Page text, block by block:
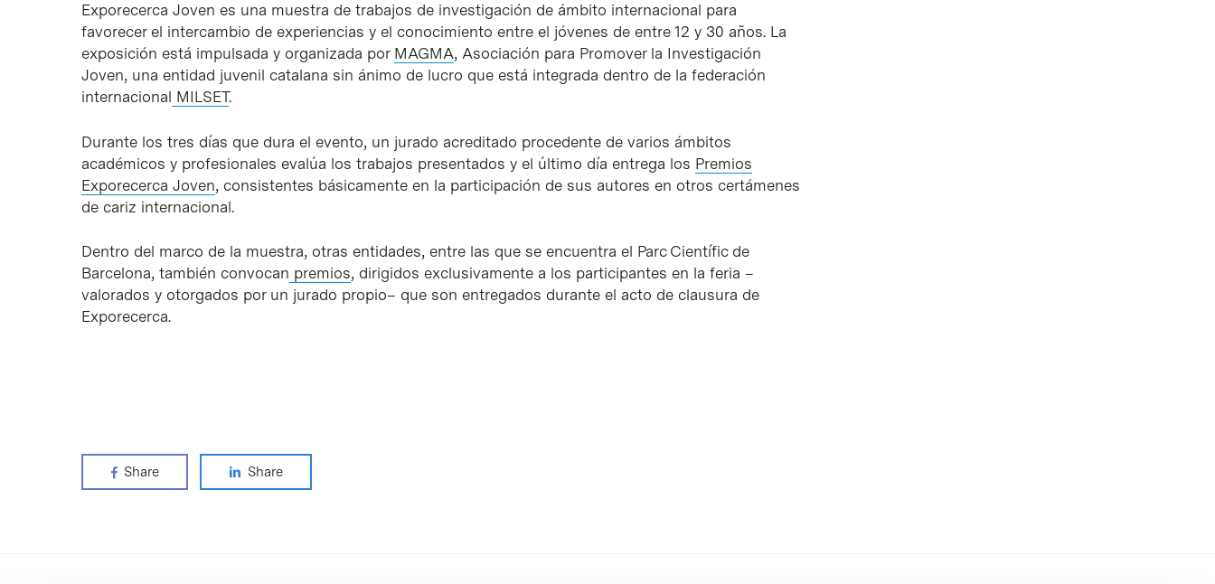
Exporecerca Joven es una muestra de trabajos de investigación de ámbito internacional para
favorecer el intercambio de experiencias y el conocimiento entre el jóvenes de entre 12 y 30 años. La
exposición está impulsada y organizada por MAGMA, Asociación para Promover la Investigación
Joven, una entidad juvenil catalana sin ánimo de lucro que está integrada dentro de la federación
internacional MILSET.
Durante los tres días que dura el evento, un jurado acreditado procedente de varios ámbitos
académicos y profesionales evalúa los trabajos presentados y el último día entrega los Premios
Exporecerca Joven, consistentes básicamente en la participación de sus autores en otros certámenes
de cariz internacional.
Dentro del marco de la muestra, otras entidades, entre las que se encuentra el Parc Científic de
Barcelona, también convocan premios, dirigidos exclusivamente a los participantes en la feria –
valorados y otorgados por un jurado propio– que son entregados durante el acto de clausura de
Exporecerca.
Share Share